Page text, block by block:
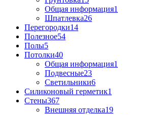
Общая информация1
Шпатлевка26
Перегородки14
Полезное54
Полы5
Потолки40
Общая информация1
Подвесные23
Светильники6
Силиконовый герметик1
Стены367
Внешняя отделка19